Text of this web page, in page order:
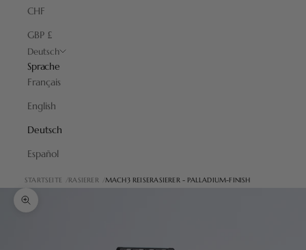
CHF
GBP £
Deutsch
Sprache
Français
English
Deutsch
Español
STARTSEITE RASIERER MACH3 REISERASIERER - PALLADIUM-FINISH
Bild vergrößern